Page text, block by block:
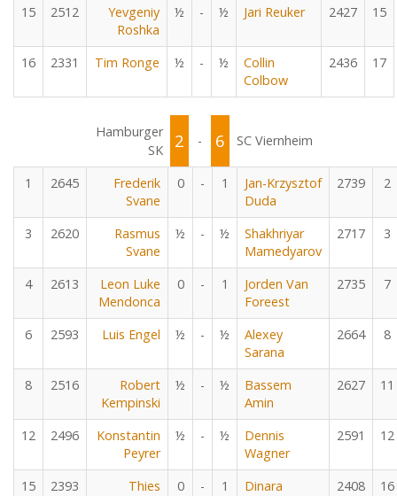
15 2512
Yevgeniy
Roshka
½ - ½ Jari Reuker 2427 15
16 2331 Tim Ronge ½ - ½
Collin
Colbow
2436 17
Hamburger
SK
2 - 6 SC Viernheim
1 2645
Frederik
Svane
0 - 1
Jan-Krzysztof
Duda
2739 2
3 2620
Rasmus
Svane
½ - ½
Shakhriyar
Mamedyarov
2717 3
4 2613
Leon Luke
Mendonca
0 - 1
Jorden Van
Foreest
2735 7
6 2593 Luis Engel ½ - ½
Alexey
Sarana
2664 8
8 2516
Robert
Kempinski
½ - ½
Bassem
Amin
2627 11
12 2496
Konstantin
Peyrer
½ - ½
Dennis
Wagner
2591 12
15 2393
Thies
0 - 1
Dinara
2408 16